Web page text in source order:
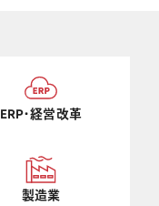
ERP・経営改革
製造業